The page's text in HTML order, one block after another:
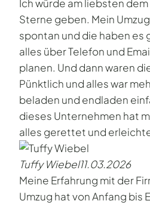
Ich würde am liebsten
Sterne geben. Mein
spontan und die haben es
alles über Telefon und
planen. Und dann waren
Pünktlich und alles war
beladen und endladen
dieses Unternehmen hat
alles gerettet und
Tuffy Wiebel11.03.2026
Meine Erfahrung mit der
Umzug hat von Anfang bis